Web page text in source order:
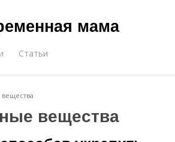
мама
Статьи
вещества